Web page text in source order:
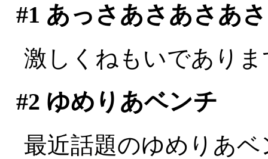
#1 あっさあさあさあ
激しくねもいであり
#2 ゆめりあベンチ
最近話題のゆめりあ